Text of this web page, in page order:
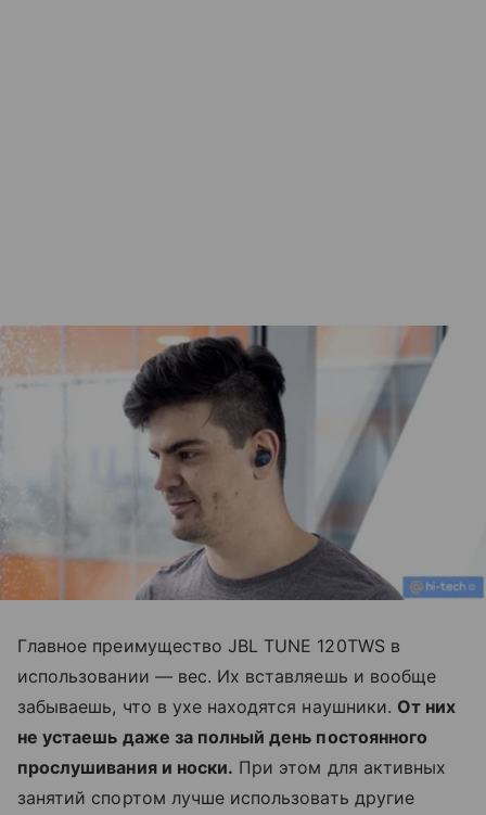
Главное преимущество JBL TUNE 120TWS в
использовании — вес. Их вставляешь и вообще
забываешь, что в ухе находятся наушники. От них
не устаешь даже за полный день постоянного
прослушивания и носки. При этом для активных
занятий спортом лучше использовать другие